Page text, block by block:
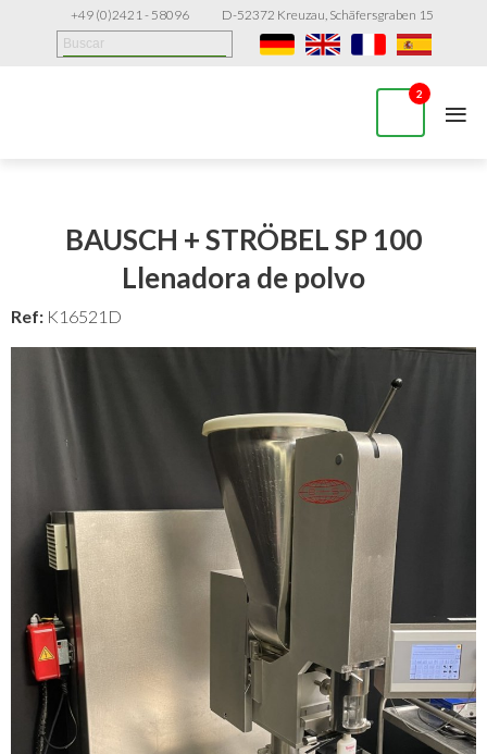
+49 (0)2421 - 58096 D-52372 Kreuzau, Schäfersgraben 15
2 ≡
BAUSCH + STRÖBEL SP 100
Llenadora de polvo
Ref: K16521D